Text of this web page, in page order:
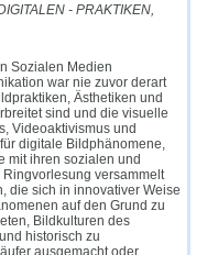
- PRAKTIKEN,
Sozialen Medien
war nie zuvor derart
Ästhetiken und
sind und die visuelle
Videoaktivismus und
digitale Bildphänomene,
mit ihren sozialen und
versammelt
die sich in innovativer Weise
auf den Grund zu
Bildkulturen des
historisch zu
ausgemacht oder